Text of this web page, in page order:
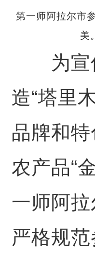
第一师阿拉尔市
美
为宣
造“塔里
品牌和
农产品“
一师阿
严格规